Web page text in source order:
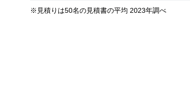
※見積りは50名の見積書の平均 2023年調べ